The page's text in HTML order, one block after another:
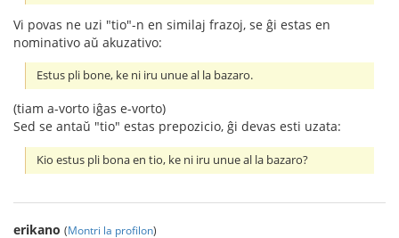
Vi povas ne uzi "tio"-n en similaj frazoj, se ĝi estas en
nominativo aŭ akuzativo:
Estus pli bone, ke ni iru unue al la bazaro.
(tiam a-vorto iĝas e-vorto)
Sed se antaŭ "tio" estas prepozicio, ĝi devas esti uzata:
Kio estus pli bona en tio, ke ni iru unue al la bazaro?
erikano (Montri la profilon)